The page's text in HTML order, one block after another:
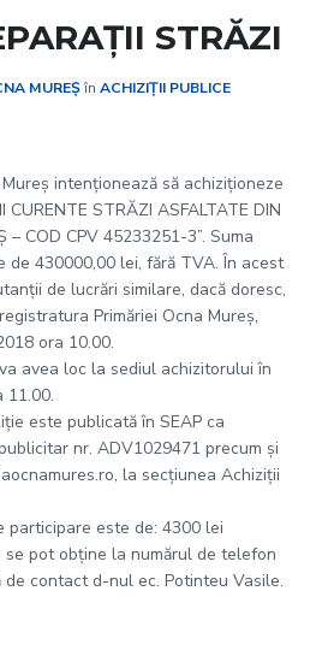
STRĂZI
MUREȘîn ACHIZIȚII PUBLICE
intenţionează să achiziţioneze
CURENTE STRĂZI ASFALTATE DIN
– COD CPV 45233251-3”. Suma
de 430000,00 lei, fără TVA. În acest
de lucrări similare, dacă doresc,
Primăriei Ocna Mureş,
ora 10.00.
avea loc la sediul achizitorului în
11.00.
este publicată în SEAP ca
nr. ADV1029471 precum și
la secțiunea Achiziții
participare este de: 4300 lei
pot obţine la numărul de telefon
de contact d-nul ec. Potinteu Vasile.